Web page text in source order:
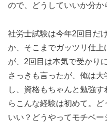
ので、どうしていいか分か
社労士試験は今年2回目だ
か、そこまでガッツリ仕
が、2回目は本気で受かり
さっきも言ったが、俺は
し、資格もちゃんと勉強
らこんな経験は初めて。
いい？どうやってモチベー